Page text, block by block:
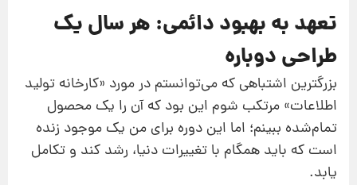
تعهد به بهبود دائمی: هر سال یک
طراحی دوباره
بزرگترین اشتباهی که می‌توانستم در مورد «کارخانه تولید
اطلاعات» مرتکب شوم این بود که آن را یک محصول
تمام‌شده ببینم؛ اما این دوره برای من یک موجود زنده
است که باید همگام با تغییرات دنیا، رشد کند و تکامل
یابد.